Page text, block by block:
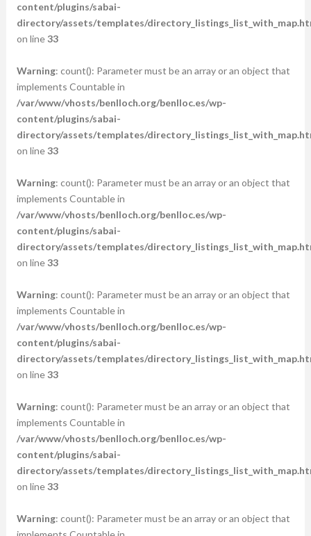
content/plugins/sabai-
directory/assets/templates/
on line33
Warning: count(): Parameter must be an array or an object that
implements Countable in
/var/www/vhosts/benlloch.org/benlloc.es/wp-
content/plugins/sabai-
directory/assets/templates/
on line33
Warning: count(): Parameter must be an array or an object that
implements Countable in
/var/www/vhosts/benlloch.org/benlloc.es/wp-
content/plugins/sabai-
directory/assets/templates/
on line33
Warning: count(): Parameter must be an array or an object that
implements Countable in
/var/www/vhosts/benlloch.org/benlloc.es/wp-
content/plugins/sabai-
directory/assets/templates/
on line33
Warning: count(): Parameter must be an array or an object that
implements Countable in
/var/www/vhosts/benlloch.org/benlloc.es/wp-
content/plugins/sabai-
directory/assets/templates/
on line33
Warning: count(): Parameter must be an array or an object that